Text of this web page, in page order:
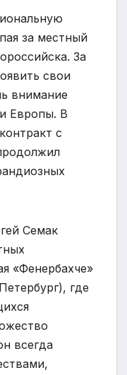
за местный
За
свои
внимание
Европы. В
с
Семак
«Фенербахче»
где
всегда